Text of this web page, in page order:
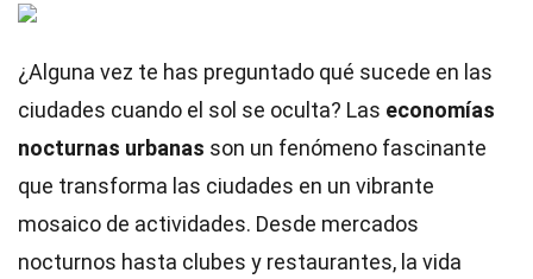
¿Alguna vez te has preguntado qué sucede en las
ciudades cuando el sol se oculta? Las economías
nocturnas urbanas son un fenómeno fascinante
que transforma las ciudades en un vibrante
mosaico de actividades. Desde mercados
nocturnos hasta clubes y restaurantes, la vida